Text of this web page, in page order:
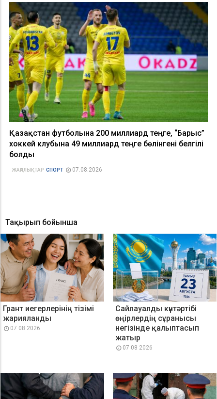
Қазақстан футболына 200 миллиард теңге, “Барыс”
хоккей клубына 49 миллиард теңге бөлінгені белгілі
болды
ЖАҢАЛЫҚТАР СПОРТ 07.08.2026
Тақырып бойынша
Грант иегерлерінің тізімі
жарияланды
07 08 2026
Сайлауалды күнтәртібі
өңірлердің сұранысы
негізінде қалыптасып
жатыр
07 08 2026